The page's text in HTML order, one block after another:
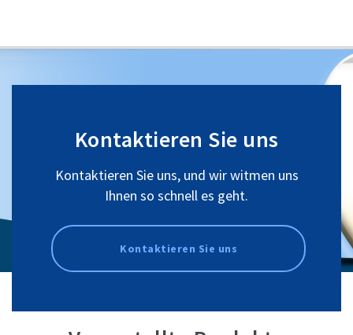
Kontaktieren Sie uns
Kontaktieren Sie uns, und wir witmen uns
Ihnen so schnell es geht.
Kontaktieren Sie uns